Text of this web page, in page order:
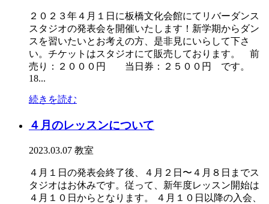
２０２３年４月１日に板橋文化会館にてリバーダンス
スタジオの発表会を開催いたします！新学期からダン
スを習いたいとお考えの方、是非見にいらして下さ
い。チケットはスタジオにて販売しております。 前
売り：２０００円 当日券：２５００円 です。
18...
続きを読む
４月のレッスンについて
2023.03.07 教室
４月１日の発表会終了後、４月２日〜４月８日までス
タジオはお休みです。従って、新年度レッスン開始は
４月１０日からとなります。 ４月１０日以降の入会、